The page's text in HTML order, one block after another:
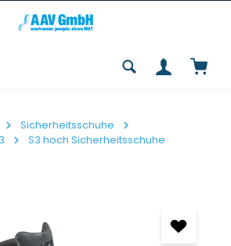
Sicherheitsschuhe
S3 hoch Sicherheitsschuhe